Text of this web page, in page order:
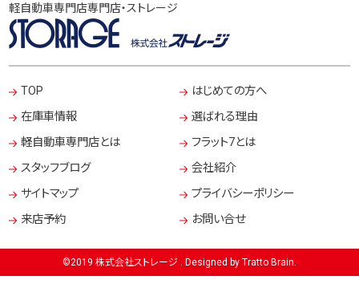
軽自動車専門店専門店・ストレージ
TOP
はじめての方へ
在庫車情報
選ばれる理由
軽自動車専門店とは
フラット7とは
スタッフブログ
会社紹介
サイトマップ
プライバシーポリシー
来店予約
お問い合せ
©2019 株式会社ストレージ . Designed by Tratto Brain